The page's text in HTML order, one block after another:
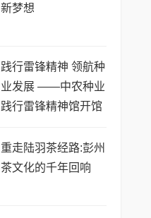
新梦想
践行雷锋精神 领航种
业发展 ——中农种业
践行雷锋精神馆开馆
重走陆羽茶经路:彭州
茶文化的千年回响